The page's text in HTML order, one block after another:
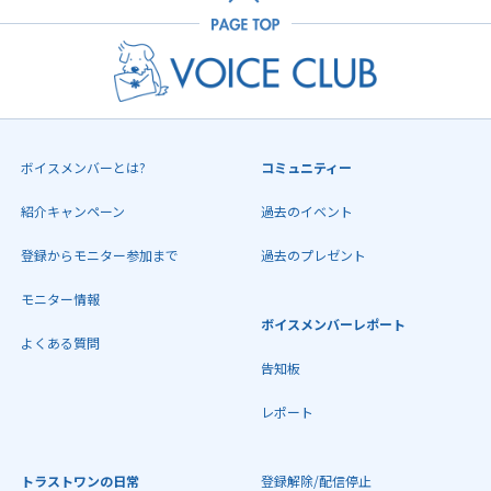
ボイスメンバーとは?
紹介キャンペーン
登録からモニター参加まで
モニター情報
よくある質問
コミュニティー
過去のイベント
過去のプレゼント
ボイスメンバーレポート
告知板
レポート
トラストワンの日常 登録解除/配信停止